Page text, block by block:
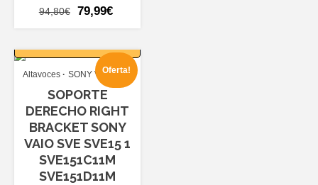
94,80€
El
era:
94,80€.
79,99€
79,99€.
Oferta!
Altavoces SONY VAIO SVE
SOPORTE
DERECHO RIGHT
BRACKET SONY
VAIO SVE SVE15 1
SVE151C11M
SVE151D11M